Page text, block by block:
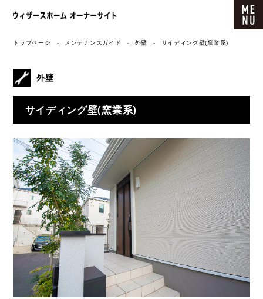
ウィザースホーム オーナーサイト
トップページ メンテナンスガイド 外壁 サイディング壁(窯業系)
外壁
サイディング壁(窯業系)